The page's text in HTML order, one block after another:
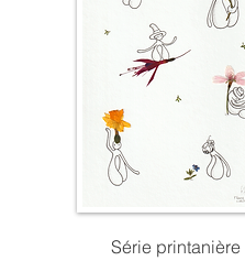
Série printanière